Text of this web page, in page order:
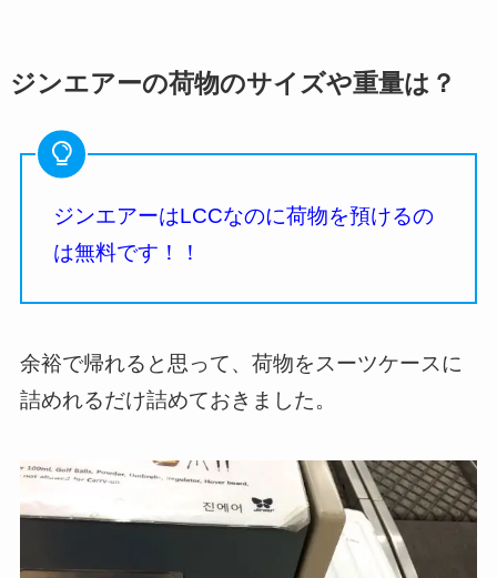
ジンエアーの荷物のサイズや重量は？
ジンエアーはLCCなのに荷物を預けるの
は無料です！！
余裕で帰れると思って、荷物をスーツケースに
詰めれるだけ詰めておきました。